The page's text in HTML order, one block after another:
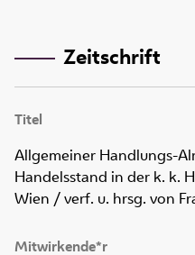
Zeitschrift
Titel
Allgemeiner Handlungs-
Handelsstand in der k. k.
Wien / verf. u. hrsg. von
Mitwirkende*r